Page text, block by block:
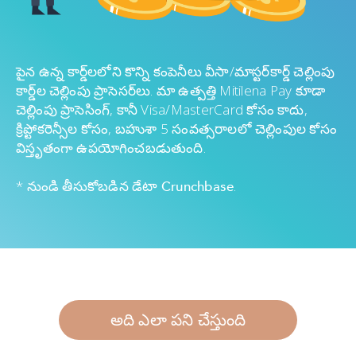
పైన ఉన్న కార్డ్‌లలోని కొన్ని కంపెనీలు వీసా/మాస్టర్‌కార్డ్ చెల్లింపు
కార్డ్‌ల చెల్లింపు ప్రాసెసర్‌లు. మా ఉత్పత్తి Mitilena Pay కూడా
చెల్లింపు ప్రాసెసింగ్, కానీ Visa/MasterCard కోసం కాదు,
క్రిప్టోకరెన్సీల కోసం, బహుశా 5 సంవత్సరాలలో చెల్లింపుల కోసం
విస్తృతంగా ఉపయోగించబడుతుంది.
* నుండి తీసుకోబడిన డేటా Crunchbase
అది ఎలా పని చేస్తుంది